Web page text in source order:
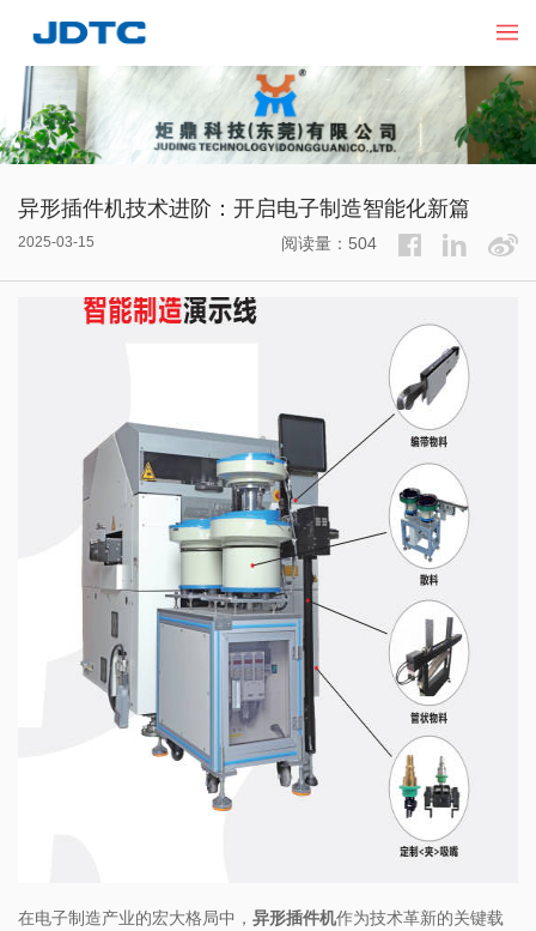
异形插件机技术进阶：开启电子制造智能化新篇
2025-03-15 阅读量：504
在电子制造产业的宏大格局中， 异形插件机作为技术革新的关键载